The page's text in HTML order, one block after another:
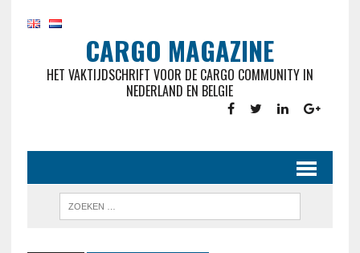
CARGO MAGAZINE
HET VAKTIJDSCHRIFT VOOR DE CARGO COMMUNITY IN
NEDERLAND EN BELGIE